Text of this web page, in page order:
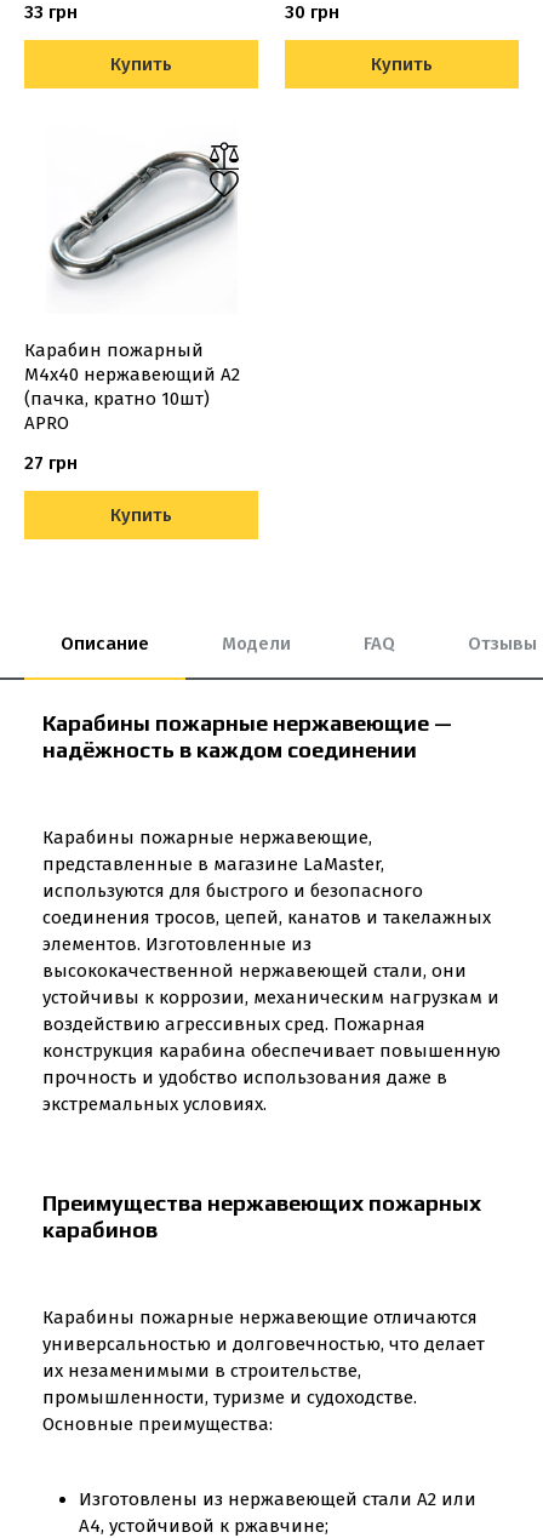
33 грн
Купить
30 грн
Купить
Карабин пожарный
М4х40 нержавеющий A2
(пачка, кратно 10шт)
APRO
27 грн
Купить
Описание Модели FAQ Отзывы
Карабины пожарные нержавеющие —
надёжность в каждом соединении
Карабины пожарные нержавеющие,
представленные в магазине LaMaster,
используются для быстрого и безопасного
соединения тросов, цепей, канатов и такелажных
элементов. Изготовленные из
высококачественной нержавеющей стали, они
устойчивы к коррозии, механическим нагрузкам и
воздействию агрессивных сред. Пожарная
конструкция карабина обеспечивает повышенную
прочность и удобство использования даже в
экстремальных условиях.
Преимущества нержавеющих пожарных
карабинов
Карабины пожарные нержавеющие отличаются
универсальностью и долговечностью, что делает
их незаменимыми в строительстве,
промышленности, туризме и судоходстве.
Основные преимущества:
Изготовлены из нержавеющей стали A2 или
A4, устойчивой к ржавчине;